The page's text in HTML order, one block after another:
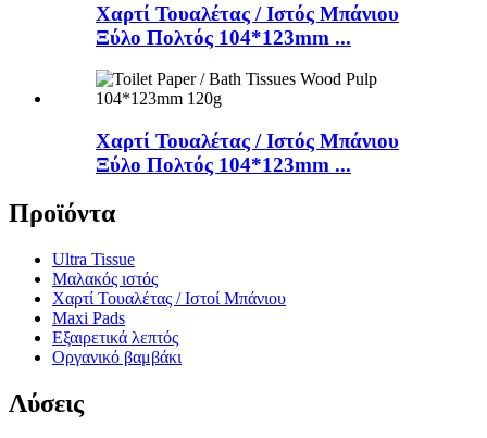
Χαρτί Τουαλέτας / Ιστός Μπάνιου
Ξύλο Πολτός 104*123mm ...
Χαρτί Τουαλέτας / Ιστός Μπάνιου
Ξύλο Πολτός 104*123mm ...
Προϊόντα
Ultra Tissue
Μαλακός ιστός
Χαρτί Τουαλέτας / Ιστοί Μπάνιου
Maxi Pads
Εξαιρετικά λεπτός
Οργανικό βαμβάκι
Λύσεις